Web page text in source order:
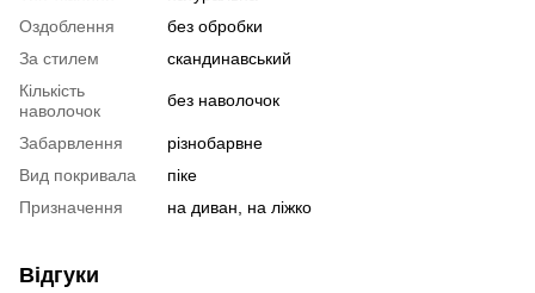
Оздоблення
без обробки
За стилем
скандинавський
Кількість
наволочок
без наволочок
Забарвлення
різнобарвне
Вид покривала
піке
Призначення
на диван, на ліжко
Відгуки